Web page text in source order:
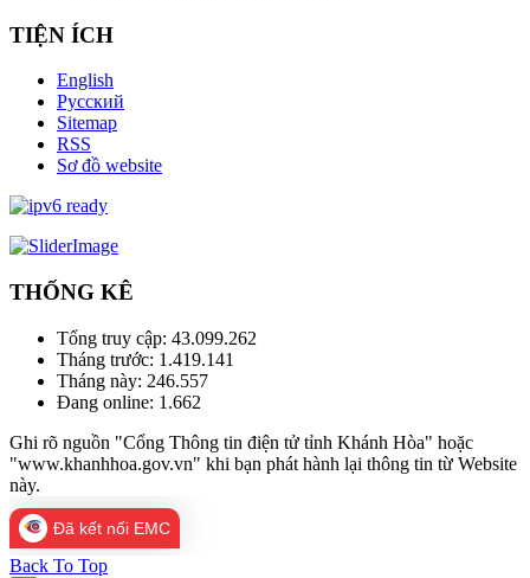
TIỆN ÍCH
English
Русский
Sitemap
RSS
Sơ đồ website
THỐNG KÊ
Tổng truy cập: 43.099.262
Tháng trước: 1.419.141
Tháng này: 246.557
Đang online: 1.662
Ghi rõ nguồn "Cổng Thông tin điện tử tỉnh Khánh Hòa" hoặc
"www.khanhhoa.gov.vn" khi bạn phát hành lại thông tin từ Website
này.
Đã kết nối EMC
Back To Top